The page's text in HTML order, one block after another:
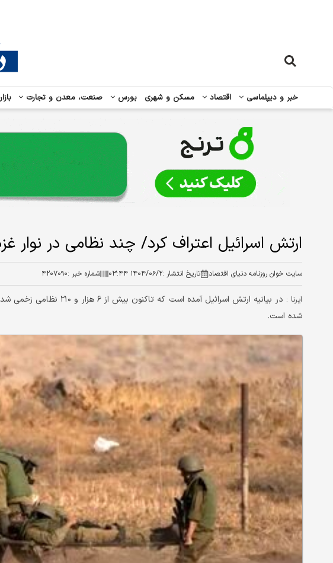
خبر و دیپلماسی اقتصاد مسکن و شهری بورس صنعت، معدن و تجارت
ارتش اسرائیل اعتراف کرد/ چند نظامی در نوار
سایت خوان روزنامه دنیای اقتصاد تاریخ انتشار :۱۴۰۴/۰۶/۲ ۰۳:۴۴ شماره خبر :۴۲۰۷۰۹۰
ایرنا :
شده است.